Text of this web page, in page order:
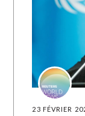
23 FÉVRIER